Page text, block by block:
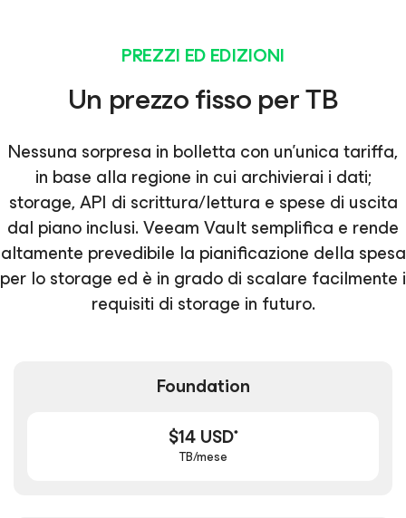
PREZZI ED EDIZIONI
Un prezzo fisso per TB
Nessuna sorpresa in bolletta con un'unica tariffa,
in base alla regione in cui archivierai i dati;
storage, API di scrittura/lettura e spese di uscita
dal piano inclusi. Veeam Vault semplifica e rende
altamente prevedibile la pianificazione della spesa
per lo storage ed è in grado di scalare facilmente i
requisiti di storage in futuro.
Foundation
$14 USD*
TB/mese